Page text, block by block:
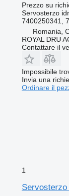
Prezzo su
Servosterzo
7400250341,
Romania,
ROYAL DRU
Contattare il
Impossibile
Invia una
Ordinare il
1